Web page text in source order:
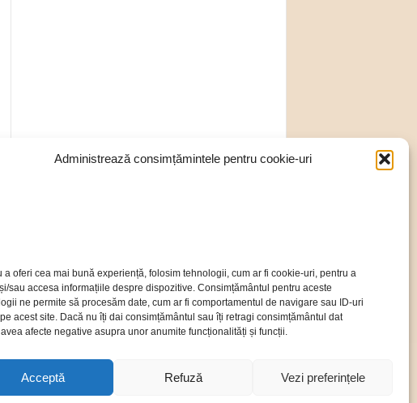
Administrează consimțămintele pentru cookie-uri
a oferi cea mai bună experiență, folosim tehnologii, cum ar fi cookie-uri, pentru a
sau accesa informațiile despre dispozitive. Consimțământul pentru aceste
ne permite să procesăm date, cum ar fi comportamentul de navigare sau ID-uri
acest site. Dacă nu îți dai consimțământul sau îți retragi consimțământul dat
afecte negative asupra unor anumite funcționalități și funcții.
Acceptă Refuză Vezi preferințele